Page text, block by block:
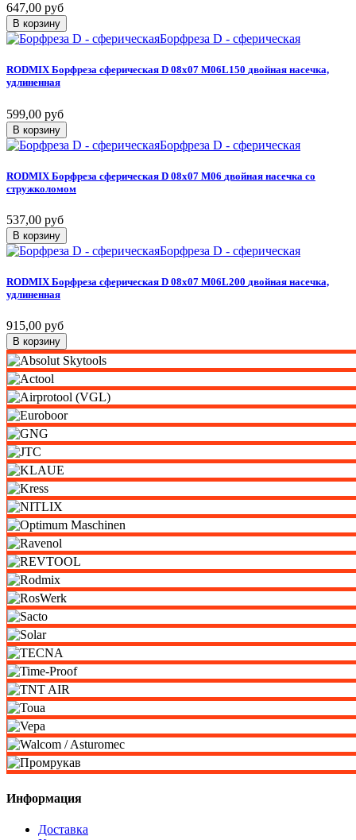
647,00 руб
В корзину
Борфреза D - сферическая
RODMIX Борфреза сферическая D 08х07 M06L150 двойная насечка,
удлиненная
599,00 руб
В корзину
Борфреза D - сферическая
RODMIX Борфреза сферическая D 08х07 M06 двойная насечка со
стружколомом
537,00 руб
В корзину
Борфреза D - сферическая
RODMIX Борфреза сферическая D 08х07 M06L200 двойная насечка,
удлиненная
915,00 руб
В корзину
Информация
Доставка